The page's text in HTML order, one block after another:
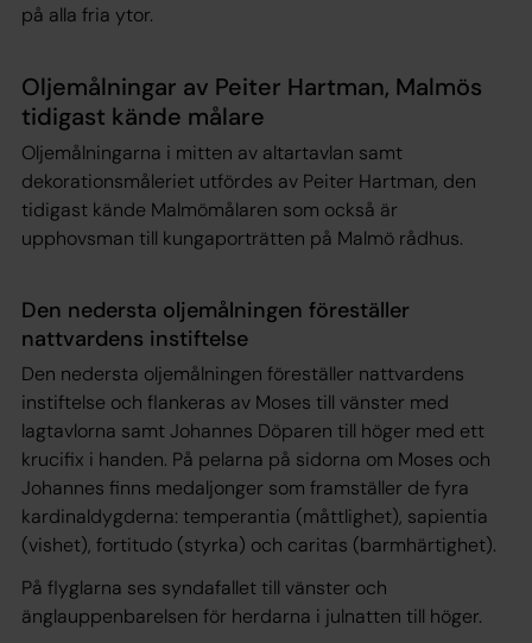
på alla fria ytor.
Oljemålningar av Peiter Hartman, Malmös
tidigast kände målare
Oljemålningarna i mitten av altartavlan samt
dekorationsmåleriet utfördes av Peiter Hartman, den
tidigast kände Malmömålaren som också är
upphovsman till kungaporträtten på Malmö rådhus.
Den nedersta oljemålningen föreställer
nattvardens instiftelse
Den nedersta oljemålningen föreställer nattvardens
instiftelse och flankeras av Moses till vänster med
lagtavlorna samt Johannes Döparen till höger med ett
krucifix i handen. På pelarna på sidorna om Moses och
Johannes finns medaljonger som framställer de fyra
kardinaldygderna: temperantia (måttlighet), sapientia
(vishet), fortitudo (styrka) och caritas (barmhärtighet).
På flyglarna ses syndafallet till vänster och
änglauppenbarelsen för herdarna i julnatten till höger.